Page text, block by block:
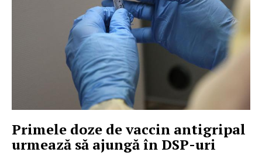
Primele doze de vaccin antigripal
urmează să ajungă în DSP-uri